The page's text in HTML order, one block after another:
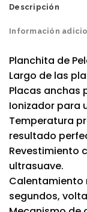
Descripción
Información
Planchita de
Largo de las
Placas anchas
Ionizador para
Temperatura
resultado
Revestimiento
ultrasuave.
Calentamiento
segundos,